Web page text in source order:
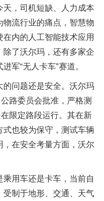
，司机短缺、人力成本
流行业的痛点，智慧物
内的人工智能技术应用
了沃尔玛，还有多家企
军“无人卡车”赛道。
问题还是安全。沃尔玛
路委员会批准，严格测
限定路段运行。其在新
也较为保守，测试车辆
在安全考量方面，沃尔
用车还是卡车，当前自
制于地形、交通、天气